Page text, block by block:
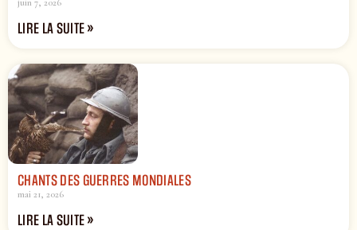
LIRE LA SUITE »
CHANTS DES GUERRES MONDIALES
mai 21, 2026
LIRE LA SUITE »